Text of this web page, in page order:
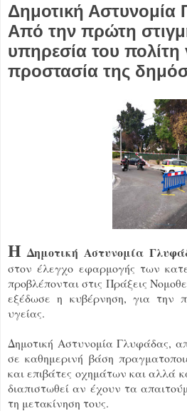
Δημοτική Αστυνομία
Από την πρώτη
υπηρεσία του πολίτη
προστασία της
Η Δημοτική Αστυνομία
στον έλεγχο εφαρμογής των
προβλέπονται στις Πράξεις
εξέδωσε η κυβέρνηση, για την
υγείας.
Δημοτική Αστυνομία Γλυφάδας,
σε καθημερινή βάση
και επιβάτες οχημάτων και αλλά
διαπιστωθεί αν έχουν τα
τη μετακίνηση τους.